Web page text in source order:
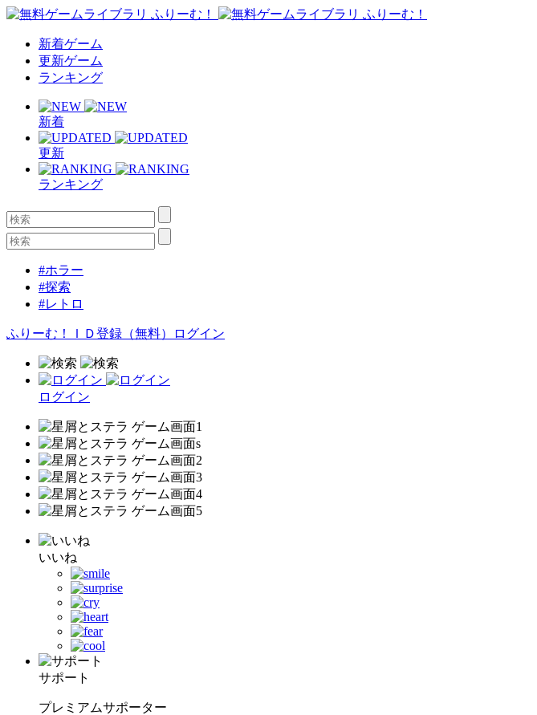
新着ゲーム
更新ゲーム
ランキング
新着
更新
ランキング
#ホラー
#探索
#レトロ
ふりーむ！ＩＤ登録（無料） ログイン
ログイン
いいね
サポート
プレミアムサポーター